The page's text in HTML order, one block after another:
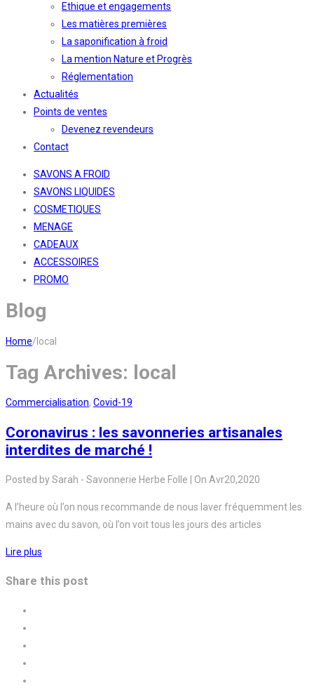
Ethique et engagements
Les matières premières
La saponification à froid
La mention Nature et Progrès
Réglementation
Actualités
Points de ventes
Devenez revendeurs
Contact
SAVONS A FROID
SAVONS LIQUIDES
COSMETIQUES
MENAGE
CADEAUX
ACCESSOIRES
PROMO
Blog
Home/ local
Tag Archives: local
Commercialisation, Covid-19
Coronavirus : les savonneries artisanales
interdites de marché !
Posted bySarah - Savonnerie Herbe Folle On Avr20,2020
A l’heure où l’on nous recommande de nous laver fréquemment les
mains avec du savon, où l’on voit tous les jours des articles
Lire plus
Share this post